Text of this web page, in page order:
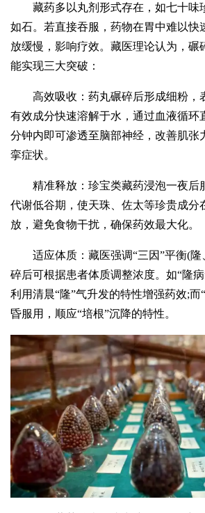
藏药多以丸剂形式存在，如七十味
如石。若直接吞服，药物在胃中难以快
放缓慢，影响疗效。藏医理论认为，碾
能实现三大突破：
高效吸收：药丸碾碎后形成细粉，
有效成分快速溶解于水，通过血液循环
分钟内即可渗透至脑部神经，改善肌张
挛症状。
精准释放：珍宝类藏药浸泡一夜后
代谢低谷期，使天珠、佐太等珍贵成分
放，避免食物干扰，确保药效最大化。
适应体质：藏医强调“三因”平衡(
碎后可根据患者体质调整浓度。如“隆病
利用清晨“隆”气升发的特性增强药效;而
昏服用，顺应“培根”沉降的特性。